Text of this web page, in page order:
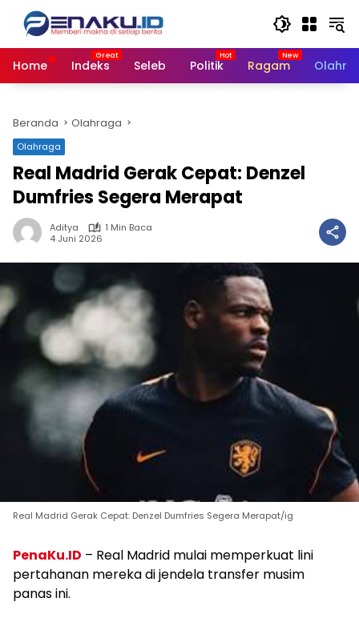
Langsung
konten
Home
Indeks Seleb Politik Ragam
Beranda Olahraga
Olahraga
Real Madrid Gerak Cepat: Denzel
Dumfries Segera Merapat
Aditya
1 Min Baca
4 Juni 2026
Real Madrid Gerak Cepat: Denzel Dumfries Segera Merapat/ig
PenaKu.ID – Real Madrid mulai memperkuat lini
pertahanan mereka di jendela transfer musim
panas ini.